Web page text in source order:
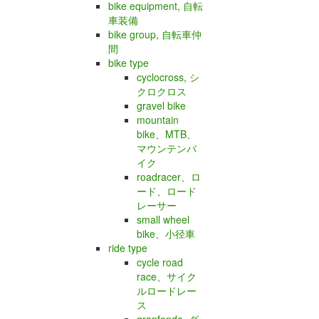
bike equipment, 自転
車装備
bike group, 自転車仲
間
bike type
cyclocross, シ
クロクロス
gravel bike
mountain
bike、MTB、
マウンテンバ
イク
roadracer、ロ
ード、ロード
レーサー
small wheel
bike、小径車
ride type
cycle road
race、サイク
ルロードレー
ス